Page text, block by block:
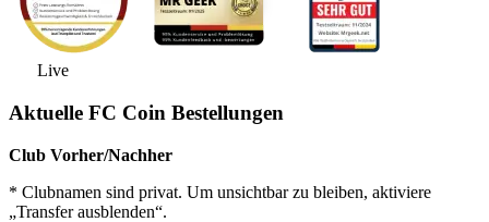
Live
Aktuelle FC Coin Bestellungen
Club Vorher/Nachher
* Clubnamen sind privat. Um unsichtbar zu bleiben, aktiviere
„Transfer ausblenden“.